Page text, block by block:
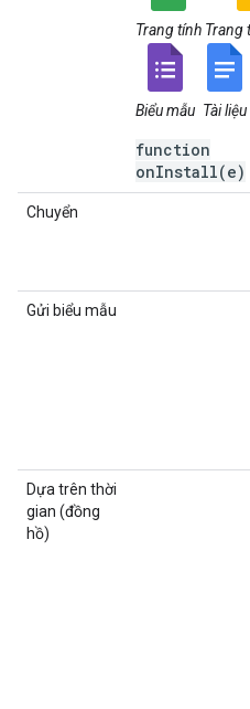
Trang tính Trang
Biểu mẫu Tài liệu
function
onInstall(e)
Chuyển
Gửi biểu mẫu
Dựa trên thời
gian (đồng
hồ)